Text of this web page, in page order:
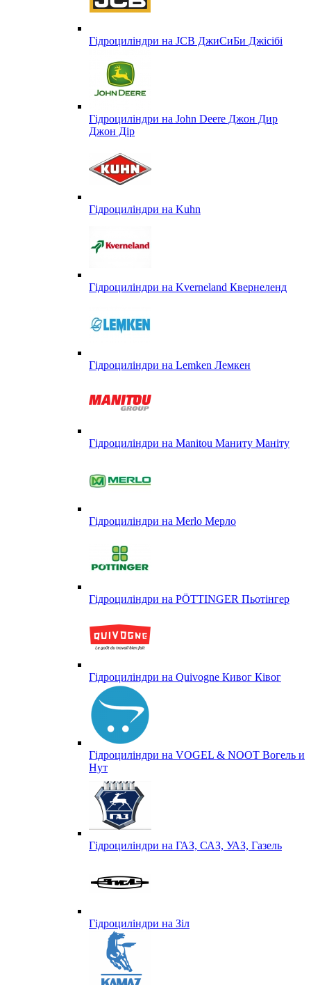
Гідроциліндри на JCB ДжиСиБи Джісібі
Гідроциліндри на John Deere Джон Дир
Джон Дір
Гідроциліндри на Kuhn
Гідроциліндри на Kverneland Квернеленд
Гідроциліндри на Lemken Лемкен
Гідроциліндри на Manitou Маниту Маніту
Гідроциліндри на Merlo Мерло
Гідроциліндри на PÖTTINGER Пьотінгер
Гідроциліндри на Quivogne Кивог Ківог
Гідроциліндри на VOGEL & NOOT Вогель и
Нут
Гідроциліндри на ГАЗ, САЗ, УАЗ, Газель
Гідроциліндри на Зіл